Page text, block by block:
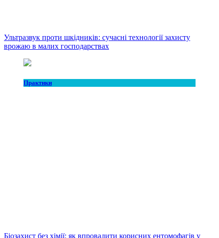
Ультразвук проти шкідників: сучасні технології захисту
врожаю в малих господарствах
Практики
Біозахист без хімії: як впровадити корисних ентомофагів у